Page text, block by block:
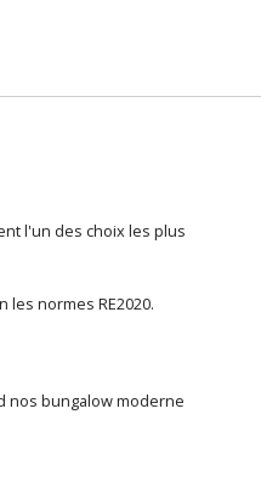
l'un des choix les plus
normes RE2020.
nos bungalow moderne